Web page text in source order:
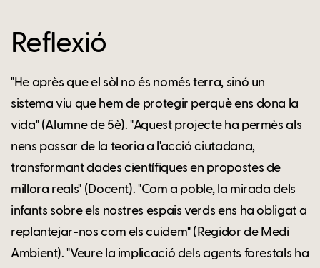
Reflexió
"He après que el sòl no és només terra, sinó un
sistema viu que hem de protegir perquè ens dona la
vida" (Alumne de 5è). "Aquest projecte ha permès als
nens passar de la teoria a l'acció ciutadana,
transformant dades científiques en propostes de
millora reals" (Docent). "Com a poble, la mirada dels
infants sobre els nostres espais verds ens ha obligat a
replantejar-nos com els cuidem" (Regidor de Medi
Ambient). "Veure la implicació dels agents forestals ha